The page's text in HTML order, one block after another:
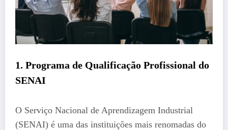
1. Programa de Qualificação Profissional do
SENAI
O Serviço Nacional de Aprendizagem Industrial
(SENAI) é uma das instituições mais renomadas do